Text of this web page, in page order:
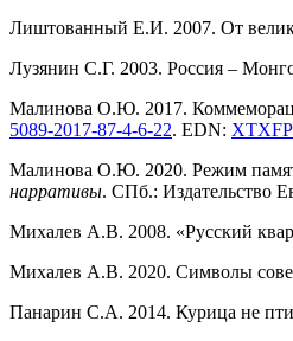
Лиштованный Е.И. 2007. От
Лузянин С.Г. 2003. Россия –
Малинова О.Ю. 2017.
5089-2017-87-4-6-22. EDN:
Малинова О.Ю. 2020. Режим
нарративы. СПб.: Издательство
Михалев А.В. 2008. «Русский
Михалев А.В. 2020. Символы
Панарин С.А. 2014. Курица не